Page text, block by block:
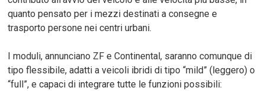
quanto pensato per i mezzi destinati a consegne e
trasporto persone nei centri urbani.
I moduli, annunciano ZF e Continental, saranno comunque di
tipo flessibile, adatti a veicoli ibridi di tipo “mild” (leggero) o
“full”, e capaci di integrare tutte le funzioni possibili: